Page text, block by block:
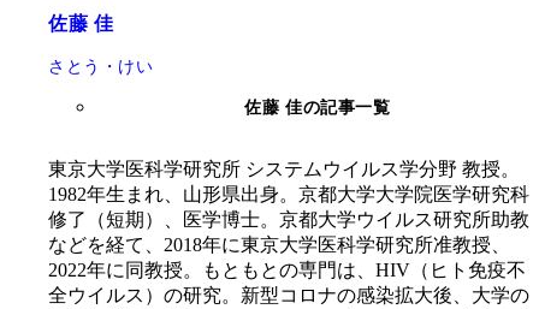
佐藤 佳
さとう・けい
佐藤 佳の記事一覧
東京大学医科学研究所 システムウイルス学分野 教授。
1982年生まれ、山形県出身。京都大学大学院医学研究科
修了（短期）、医学博士。京都大学ウイルス研究所助教
などを経て、2018年に東京大学医科学研究所准教授、
2022年に同教授。もともとの専門は、HIV（ヒト免疫不
全ウイルス）の研究。新型コロナの感染拡大後、大学の